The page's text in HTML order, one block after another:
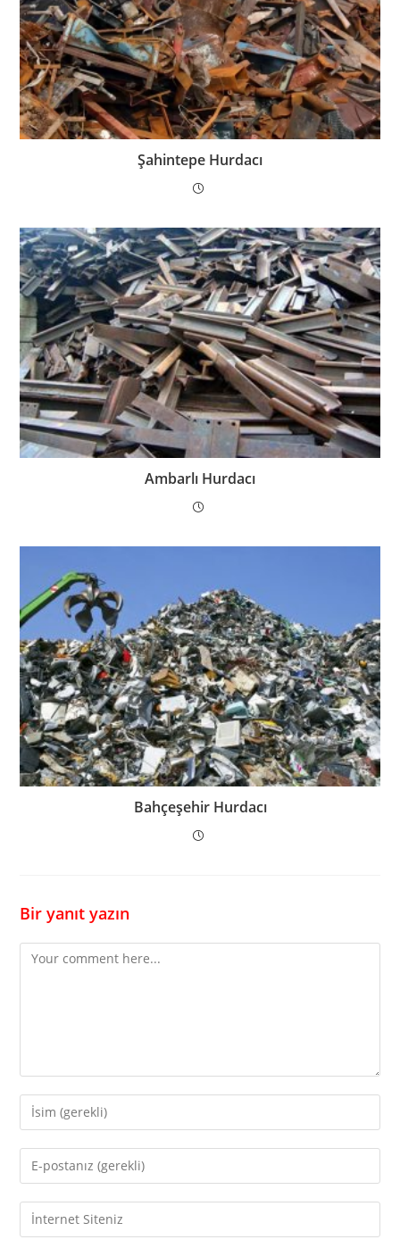
Şahintepe Hurdacı
Ambarlı Hurdacı
Bahçeşehir Hurdacı
Bir yanıt yazın
Comment
Enter
your
name
comment
Enter
your
email
address
Enter
your